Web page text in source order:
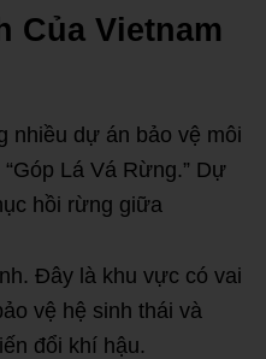
Của Vietnam
nhiều dự án bảo vệ môi
Lá Vá Rừng.” Dự
hồi rừng giữa
Đây là khu vực có vai
vệ hệ sinh thái và
đổi khí hậu.